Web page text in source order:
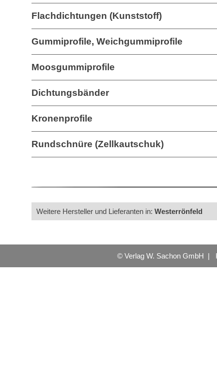
Flachdichtungen (Kunststoff)
Gummiprofile, Weichgummiprofile
Moosgummiprofile
Dichtungsbänder
Kronenprofile
Rundschnüre (Zellkautschuk)
Weitere Hersteller und Lieferanten in: Westerrönfeld
© Verlag W. Sachon GmbH |